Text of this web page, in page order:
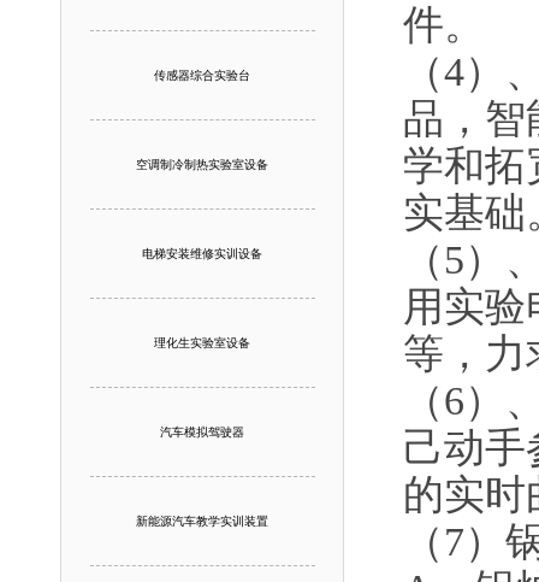
传感器综合实验台
空调制冷制热实验室设备
电梯安装维修实训设备
理化生实验室设备
汽车模拟驾驶器
新能源汽车教学实训装置
件。
（4）
品，智
学和拓
实基础
（5）
用实
等，力
（6）
己动手
的实时
（7）